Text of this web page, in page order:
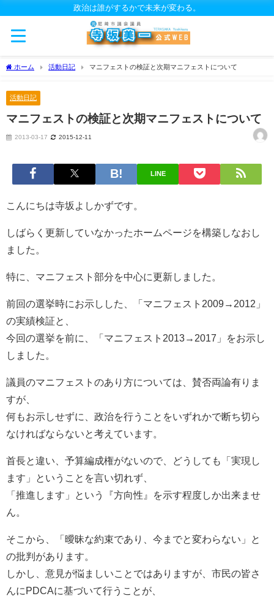
政治は誰がするかで未来が変わる。
ホーム 活動日記 マニフェストの検証と次期マニフェストについて
活動日記
マニフェストの検証と次期マニフェストについて
2013-03-17 2015-12-11
LINE
こんにちは寺坂よしかずです。
しばらく更新していなかったホームページを構築しなおし
ました。
特に、マニフェスト部分を中心に更新しました。
前回の選挙時にお示しした、「マニフェスト2009→2012」
の実績検証と、
今回の選挙を前に、「マニフェスト2013→2017」をお示し
しました。
議員のマニフェストのあり方については、賛否両論有りま
すが、
何もお示しせずに、政治を行うことをいずれかで断ち切ら
なければならないと考えています。
首長と違い、予算編成権がないので、どうしても「実現し
ます」ということを言い切れず、
「推進します」という『方向性』を示す程度しか出来ませ
ん。
そこから、「曖昧な約束であり、今までと変わらない」と
の批判があります。
しかし、意見が悩ましいことではありますが、市民の皆さ
んにPDCAに基づいて行うことが、